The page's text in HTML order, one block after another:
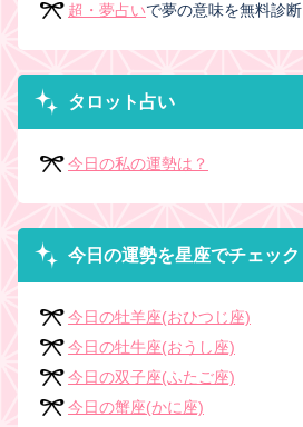
超・夢占いで夢の意味を無料診断
タロット占い
今日の私の運勢は？
今日の運勢を星座でチェック
今日の牡羊座(おひつじ座)
今日の牡牛座(おうし座)
今日の双子座(ふたご座)
今日の蟹座(かに座)